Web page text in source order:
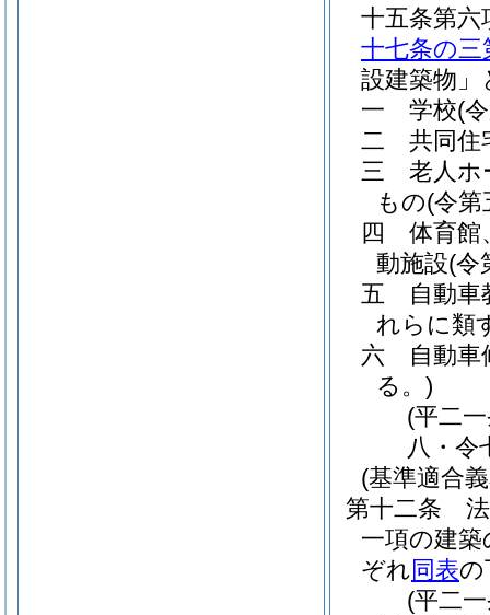
十五条第
十七条の三
設建築物」
一
学校(
二
共同住
三
老人ホ
もの(令
四
体育館
動施設(令
五
自動
れらに類
六
自動車
る。)
(平二
八・令
(基準適合
第十二条
一項の建
ぞれ同表の
(平二